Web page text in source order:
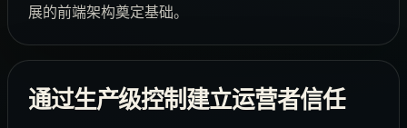
展的前端架构奠定基础。
通过生产级控制建立运营者信任